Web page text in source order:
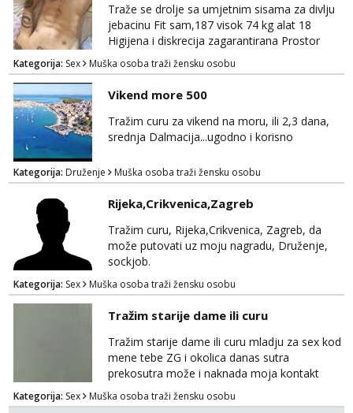
Traže se drolje sa umjetnim sisama za divlju
jebacinu Fit sam,187 visok 74 kg alat 18
Higijena i diskrecija zagarantirana Prostor
imam na području između Zadra i Šibenika
Kontakt watsap 0955406511 bez poziva
Kategorija: Sex Muška osoba traži žensku osobu
Vikend more 500
Tražim curu za vikend na moru, ili 2,3 dana,
srednja Dalmacija...ugodno i korisno
Kategorija: Druženje Muška osoba traži žensku osobu
Rijeka,Crikvenica,Zagreb
Tražim curu, Rijeka,Crikvenica, Zagreb, da
može putovati uz moju nagradu, Druženje,
sockjob.
Kategorija: Sex Muška osoba traži žensku osobu
Tražim starije dame ili curu
Tražim starije dame ili curu mladju za sex kod
mene tebe ZG i okolica danas sutra
prekosutra može i naknada moja kontakt
WhatsApp SMS poziv prednosti imaju starije
091 2504 794
Kategorija: Sex Muška osoba traži žensku osobu